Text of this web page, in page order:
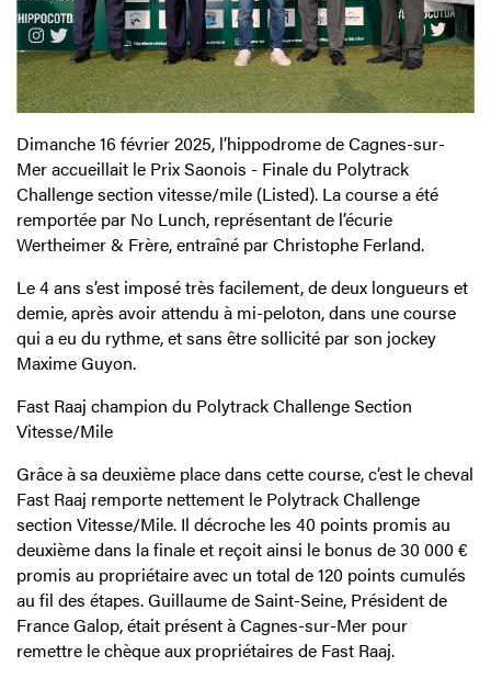
Dimanche 16 février 2025, l’hippodrome de Cagnes-sur-
Mer accueillait le Prix Saonois - Finale du Polytrack
Challenge section vitesse/mile (Listed). La course a été
remportée par No Lunch, représentant de l’écurie
Wertheimer & Frère, entraîné par Christophe Ferland.
Le 4 ans s’est imposé très facilement, de deux longueurs et
demie, après avoir attendu à mi-peloton, dans une course
qui a eu du rythme, et sans être sollicité par son jockey
Maxime Guyon.
Fast Raaj champion du Polytrack Challenge Section
Vitesse/Mile
Grâce à sa deuxième place dans cette course, c’est le cheval
Fast Raaj remporte nettement le Polytrack Challenge
section Vitesse/Mile. Il décroche les 40 points promis au
deuxième dans la finale et reçoit ainsi le bonus de 30 000 €
promis au propriétaire avec un total de 120 points cumulés
au fil des étapes. Guillaume de Saint-Seine, Président de
France Galop, était présent à Cagnes-sur-Mer pour
remettre le chèque aux propriétaires de Fast Raaj.